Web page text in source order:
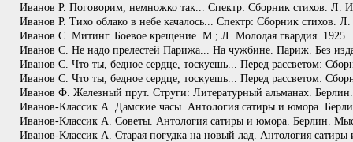
Иванов Р. Поговорим, немножко так... Спектр: Сборник стихов. Л.
Иванов Р. Тихо облако в небе качалось... Спектр: Сборник стихов.
Иванов С. Митинг. Боевое крещение. М.; Л. Молодая гвардия. 1925
Иванов С. Не надо прелестей Парижа... На чужбине. Париж. Без
Иванов С. Что ты, бедное сердце, тоскуешь... Перед рассветом:
Иванов С. Что ты, бедное сердце, тоскуешь... Перед рассветом:
Иванов Ф. Железный прут. Струги: Литературный альманах.
Иванов-Классик А. Дамские часы. Антология сатиры и юмора.
Иванов-Классик А. Советы. Антология сатиры и юмора. Берлин.
Иванов-Классик А. Старая погудка на новый лад. Антология